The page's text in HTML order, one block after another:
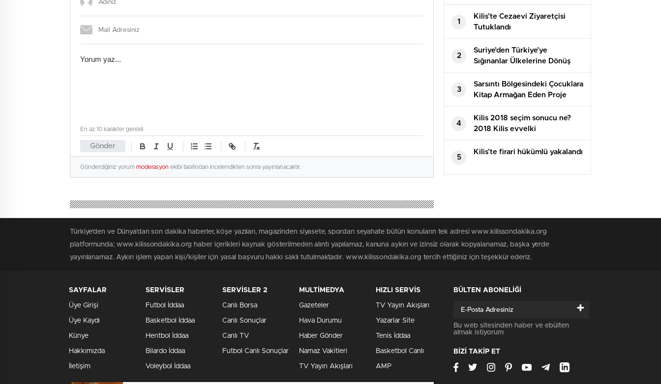
Gönder
En az 10 karakter gerekli
Gönderdiğiniz yorum moderasyon ekibi tarafından incelendikten sonra yayınlanacaktır.
1
Kilis’te Cezaevi Ziyaretçisi
Tutuklandı
2
Suriye’den Türkiye’ye
Sığınanlar Ülkelerine Dönüş
Yapıyor
3
Sarsıntı Bölgesindeki Çocuklara
Kitap Armağan Eden Proje
4
Kilis 2018 seçim sonucu ne?
2018 Kilis evvelki
Cumhurbaşkanlığı seçimi hangi
parti kazandı? 2018 Kilis AK
5
Kilis’te firari hükümlü yakalandı
Türkiye'den ve Dünya’dan son dakika haberler, köşe yazıları, magazinden siyasete, spordan seyahate bütün konuların tek adresi www.kilissondakika.org
platformunda; www.kilissondakika.org haber içerikleri kaynak gösterilmeden alıntı yapılamaz, kanuna aykırı ve izinsiz olarak kopyalanamaz, başka yerde
yayınlanamaz. Aykırı işlem yapan kişi/kişiler için yasal başvuru hakkı saklı tutulmaktadır. www.kilissondakika.org tercih ettiğiniz için teşekkür ederiz.
SAYFALAR
Üye Girişi
Üye Kaydı
Künye
Hakkımızda
İletişim
SERVİSLER
Futbol İddaa
Basketbol İddaa
Hentbol İddaa
Bilardo İddaa
Voleybol İddaa
SERVİSLER 2
Canlı Borsa
Canlı Sonuçlar
Canlı TV
Futbol Canlı Sonuçlar
MULTİMEDYA
Gazeteler
Hava Durumu
Haber Gönder
Namaz Vakitleri
TV Yayın Akışları
HIZLI SERVİS
TV Yayın Akışları
Yazarlar Site
Tenis İddaa
Basketbol Canlı
AMP
BÜLTEN ABONELİĞİ
+
Bu web sitesinden haber ve ebülten
almak istiyorum
BİZİ TAKİP ET